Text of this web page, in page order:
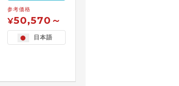
参考価格
¥50,570～
日本語